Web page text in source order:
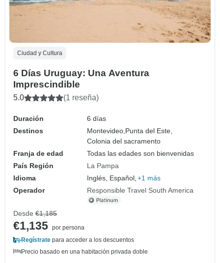
Ciudad y Cultura
6 Días Uruguay: Una Aventura
Imprescindible
5.0 (1 reseña)
Duración
6 días
Destinos
Montevideo, Punta del Este,
Colonia del sacramento
Franja de edad
Todas las edades son bienvenidas
País Región
La Pampa
Idioma
Inglés, Español, +1 más
Operador
Responsible Travel South America
Desde €1,185
€1,135 por persona
Regístrate para acceder a los descuentos
Precio basado en una habitación privada doble